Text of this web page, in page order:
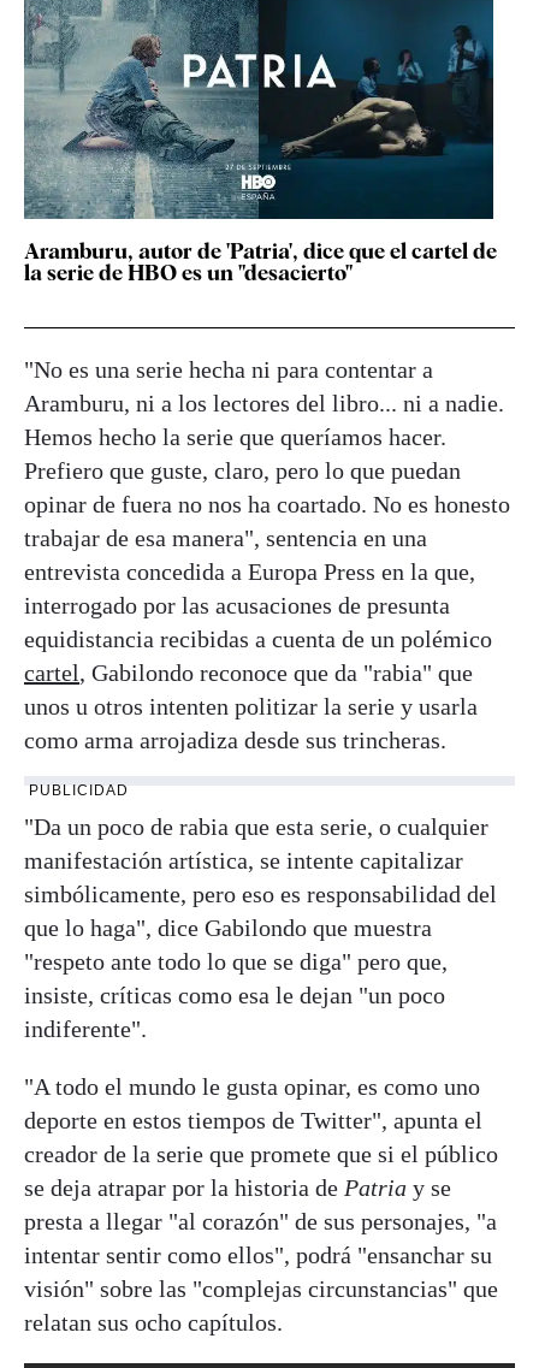
Aramburu, autor de 'Patria', dice que el cartel de
la serie de HBO es un "desacierto"
"No es una serie hecha ni para contentar a
Aramburu, ni a los lectores del libro... ni a nadie.
Hemos hecho la serie que queríamos hacer.
Prefiero que guste, claro, pero lo que puedan
opinar de fuera no nos ha coartado. No es honesto
trabajar de esa manera", sentencia en una
entrevista concedida a Europa Press en la que,
interrogado por las acusaciones de presunta
equidistancia recibidas a cuenta de un polémico
cartel, Gabilondo reconoce que da "rabia" que
unos u otros intenten politizar la serie y usarla
como arma arrojadiza desde sus trincheras.
PUBLICIDAD
"Da un poco de rabia que esta serie, o cualquier
manifestación artística, se intente capitalizar
simbólicamente, pero eso es responsabilidad del
que lo haga", dice Gabilondo que muestra
"respeto ante todo lo que se diga" pero que,
insiste, críticas como esa le dejan "un poco
indiferente".
"A todo el mundo le gusta opinar, es como uno
deporte en estos tiempos de Twitter", apunta el
creador de la serie que promete que si el público
se deja atrapar por la historia de Patria y se
presta a llegar "al corazón" de sus personajes, "a
intentar sentir como ellos", podrá "ensanchar su
visión" sobre las "complejas circunstancias" que
relatan sus ocho capítulos.